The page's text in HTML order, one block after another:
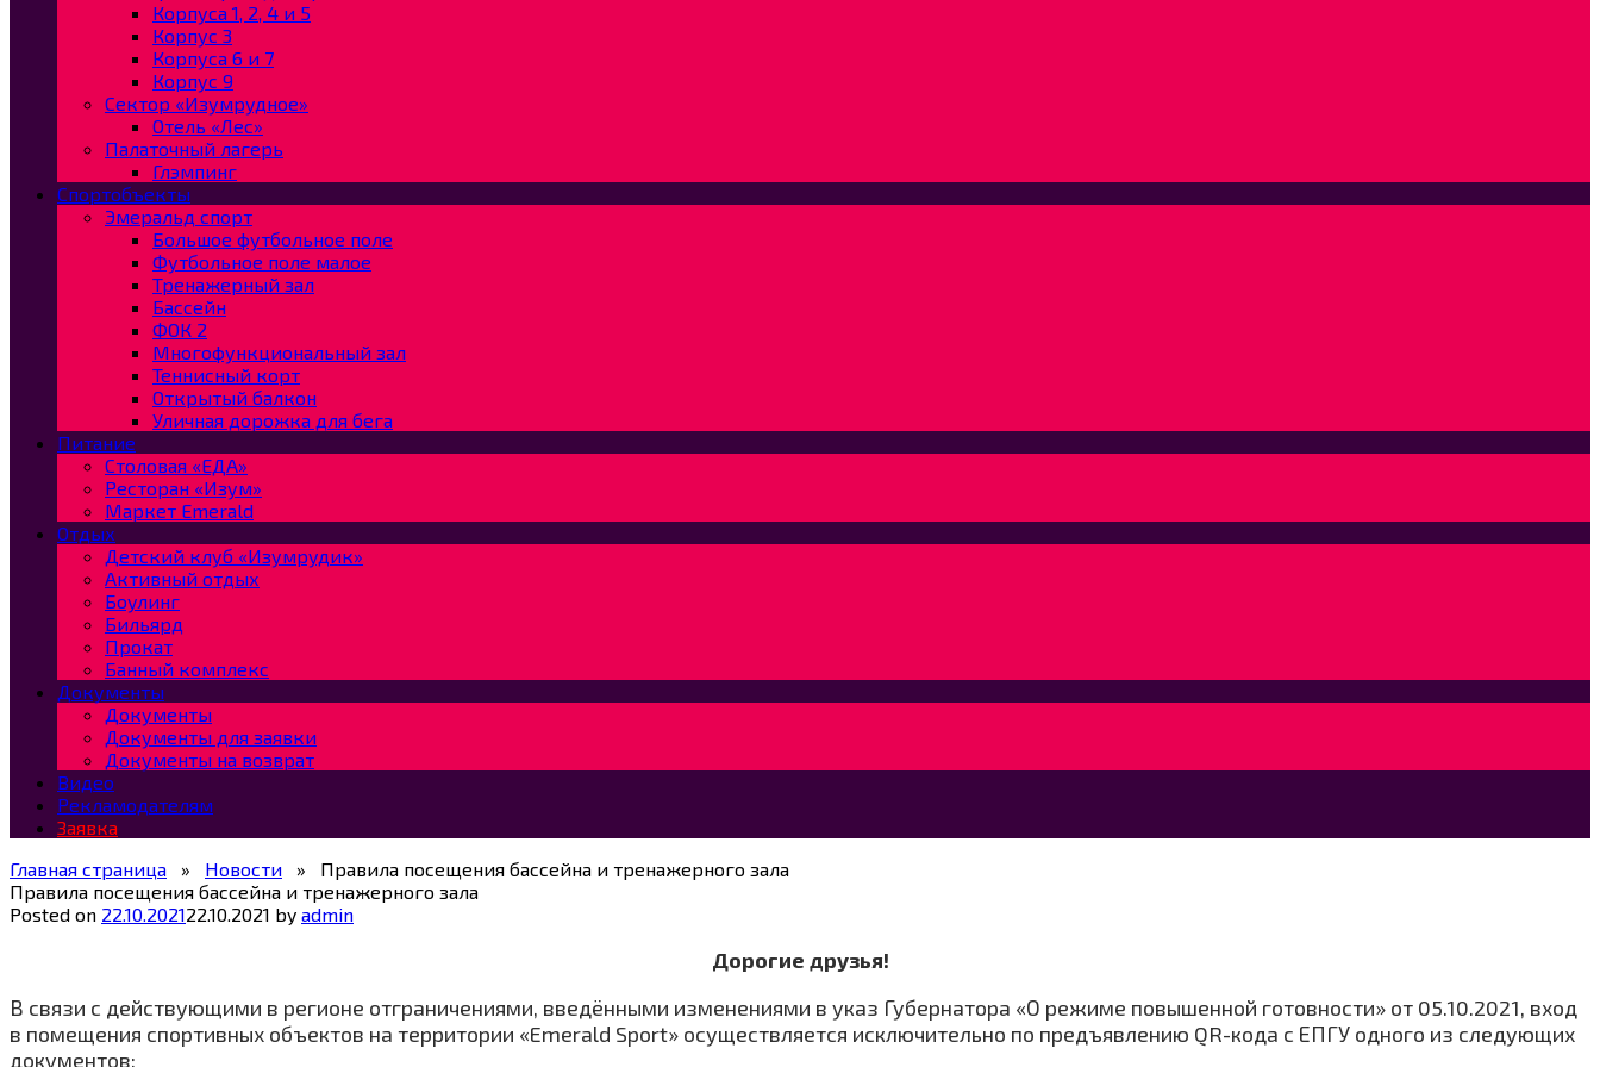
Корпуса 1, 2, 4 и 5
Корпус 3
Корпуса 6 и 7
Корпус 9
Сектор «Изумрудное»
Отель «Лес»
Палаточный лагерь
Глэмпинг
Спортобъекты
Эмеральд спорт
Большое футбольное поле
Футбольное поле малое
Тренажерный зал
Бассейн
ФОК 2
Многофункциональный зал
Теннисный корт
Открытый балкон
Уличная дорожка для бега
Питание
Столовая «ЕДА»
Ресторан «Изум»
Маркет Emerald
Отдых
Детский клуб «Изумрудик»
Активный отдых
Боулинг
Бильярд
Прокат
Банный комплекс
Документы
Документы
Документы для заявки
Документы на возврат
Видео
Рекламодателям
Заявка
Главная страница » Новости » Правила посещения бассейна и тренажерного зала
Правила посещения бассейна и тренажерного зала
Posted on 22.10.202122.10.2021 by admin
Дорогие друзья!
В связи с действующими в регионе отграничениями, введёнными изменениями в указ Губернатора «О режиме повышенной готовности» от 05.10.2021, вход
в помещения спортивных объектов на территории «Emerald Sport» осуществляется исключительно по предъявлению QR-кода с ЕПГУ одного из следующих
документов: